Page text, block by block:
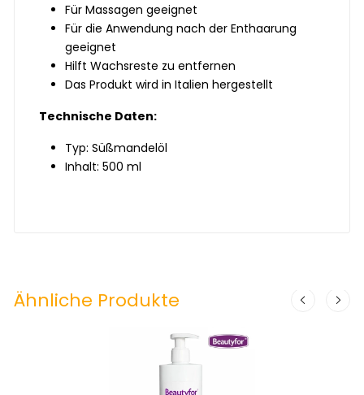
Für Massagen geeignet
Für die Anwendung nach der Enthaarung
geeignet
Hilft Wachsreste zu entfernen
Das Produkt wird in Italien hergestellt
Technische Daten:
Typ: Süßmandelöl
Inhalt: 500 ml
Ähnliche Produkte